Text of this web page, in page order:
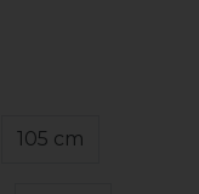
105 cm